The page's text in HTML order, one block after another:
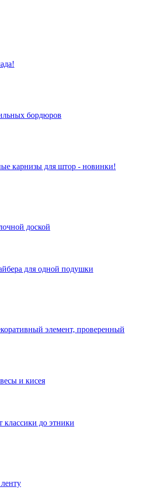
бордюров
карнизы для штор - новинки!
доской
для одной подушки
элемент, проверенный
и кисея
до этники